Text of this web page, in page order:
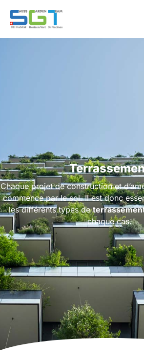
Chaque projet de construction et
commence par le sol. Il est donc
les différents types de
chaque cas.